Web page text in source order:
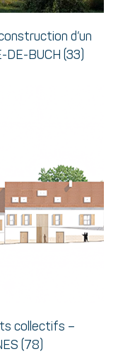
d’un
DE-BUCH (33)
collectifs –
(78)